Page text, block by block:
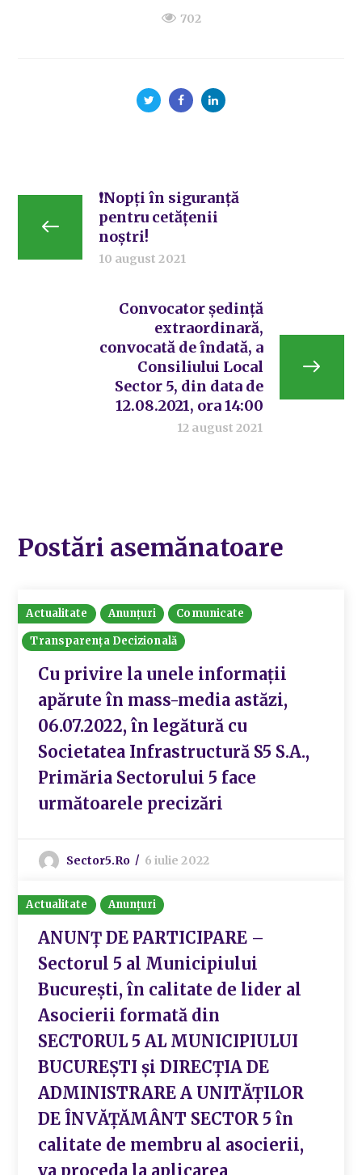
702
❗Nopți în siguranță
pentru cetățenii
noștri!
10 august 2021
Convocator ședință
extraordinară,
convocată de îndată, a
Consiliului Local
Sector 5, din data de
12.08.2021, ora 14:00
12 august 2021
Postări asemănatoare
Actualitate Anunțuri
Comunicate
Transparența Decizională
Cu privire la unele informații
apărute în mass-media astăzi,
06.07.2022, în legătură cu
Societatea Infrastructură S5 S.A.,
Primăria Sectorului 5 face
următoarele precizări
Sector5.ro 6 iulie 2022
Actualitate Anunțuri
ANUNȚ DE PARTICIPARE –
Sectorul 5 al Municipiului
București, în calitate de lider al
Asocierii formată din
SECTORUL 5 AL MUNICIPIULUI
BUCUREȘTI și DIRECȚIA DE
ADMINISTRARE A UNITĂȚILOR
DE ÎNVĂȚĂMÂNT SECTOR 5 în
calitate de membru al asocierii,
va proceda la aplicarea